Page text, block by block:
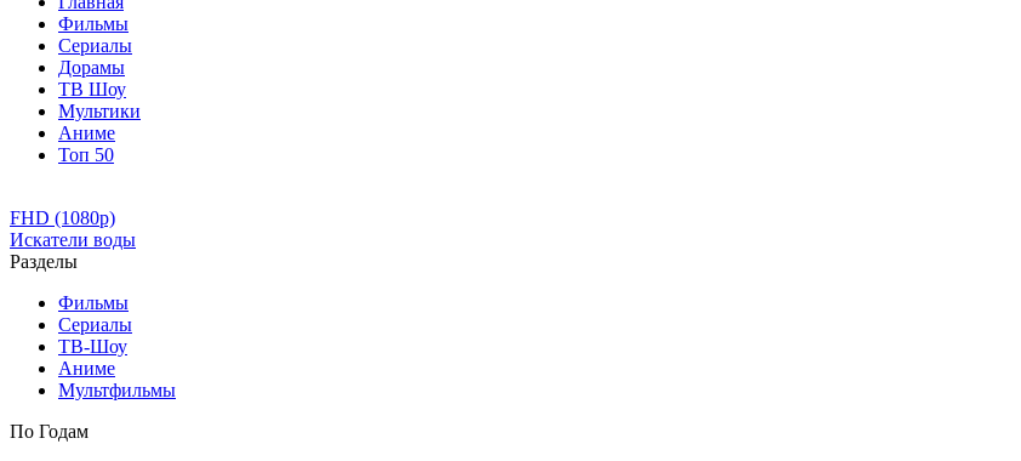
Фильмы
Сериалы
Дорамы
ТВ Шоу
Мультики
Аниме
Топ 50
FHD (1080p)
Искатели воды
Разделы
Фильмы
Сериалы
ТВ-Шоу
Аниме
Мультфильмы
По Годам